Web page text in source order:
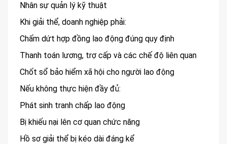
Nhân sự quản lý kỹ thuật
Khi giải thể, doanh nghiệp phải:
Chấm dứt hợp đồng lao động đúng quy định
Thanh toán lương, trợ cấp và các chế độ liên quan
Chốt sổ bảo hiểm xã hội cho người lao động
Nếu không thực hiện đầy đủ:
Phát sinh tranh chấp lao động
Bị khiếu nại lên cơ quan chức năng
Hồ sơ giải thể bị kéo dài đáng kể